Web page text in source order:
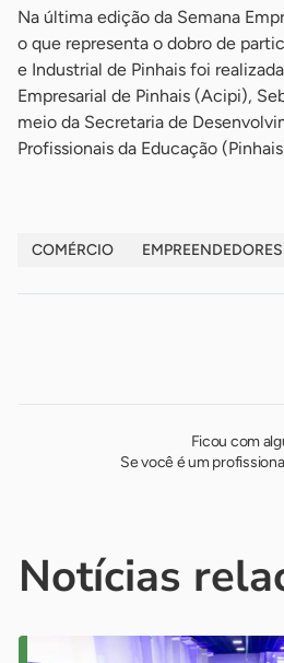
Na última edição da Semana
o que representa o dobro de
e Industrial de Pinhais foi
Empresarial de Pinhais (Acipi),
meio da Secretaria de
Profissionais da Educação
COMÉRCIO EMPREENDEDORES
Ficou com
Se você é um
Notícias